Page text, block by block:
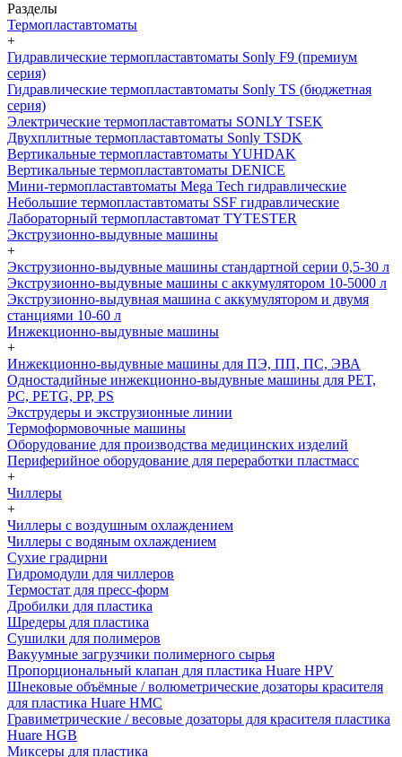
Разделы
Термопластавтоматы
+
Гидравлические термопластавтоматы Sonly F9 (премиум
серия)
Гидравлические термопластавтоматы Sonly TS (бюджетная
серия)
Электрические термопластавтоматы SONLY TSEK
Двухплитные термопластавтоматы Sonly TSDK
Вертикальные термопластавтоматы YUHDAK
Вертикальные термопластавтоматы DENICE
Мини-термопластавтоматы Mega Tech гидравлические
Небольшие термопластавтоматы SSF гидравлические
Лабораторный термопластавтомат TYTESTER
Экструзионно-выдувные машины
+
Экструзионно-выдувные машины стандартной серии 0,5-30 л
Экструзионно-выдувные машины с аккумулятором 10-5000 л
Экструзионно-выдувная машина с аккумулятором и двумя
станциями 10-60 л
Инжекционно-выдувные машины
+
Инжекционно-выдувные машины для ПЭ, ПП, ПС, ЭВА
Одностадийные инжекционно-выдувные машины для PET,
PC, PETG, PP, PS
Экструдеры и экструзионные линии
Термоформовочные машины
Оборудование для производства медицинских изделий
Периферийное оборудование для переработки пластмасс
+
Чиллеры
+
Чиллеры с воздушным охлаждением
Чиллеры с водяным охлаждением
Сухие градирни
Гидромодули для чиллеров
Термостат для пресс-форм
Дробилки для пластика
Шредеры для пластика
Сушилки для полимеров
Вакуумные загрузчики полимерного сырья
Пропорциональный клапан для пластика Huare HPV
Шнековые объёмные / волюметрические дозаторы красителя
для пластика Huare HMC
Гравиметрические / весовые дозаторы для красителя пластика
Huare HGB
Миксеры для пластика